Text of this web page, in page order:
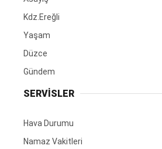
Kdz.Ereğli
Yaşam
Düzce
Gündem
SERVİSLER
Hava Durumu
Namaz Vakitleri